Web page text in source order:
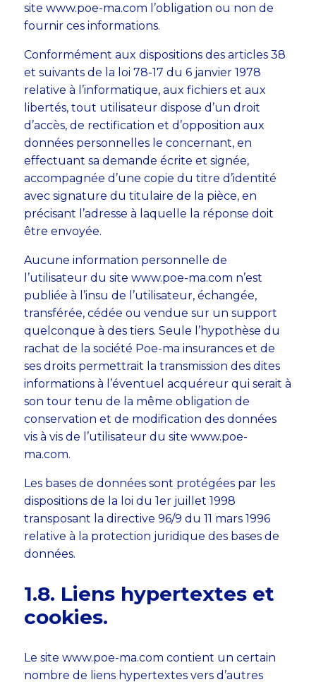
site www.poe-ma.com l’obligation ou non de
fournir ces informations.
Conformément aux dispositions des articles 38
et suivants de la loi 78-17 du 6 janvier 1978
relative à l’informatique, aux fichiers et aux
libertés, tout utilisateur dispose d’un droit
d’accès, de rectification et d’opposition aux
données personnelles le concernant, en
effectuant sa demande écrite et signée,
accompagnée d’une copie du titre d’identité
avec signature du titulaire de la pièce, en
précisant l’adresse à laquelle la réponse doit
être envoyée.
Aucune information personnelle de
l’utilisateur du site www.poe-ma.com n’est
publiée à l’insu de l’utilisateur, échangée,
transférée, cédée ou vendue sur un support
quelconque à des tiers. Seule l’hypothèse du
rachat de la société Poe-ma insurances et de
ses droits permettrait la transmission des dites
informations à l’éventuel acquéreur qui serait à
son tour tenu de la même obligation de
conservation et de modification des données
vis à vis de l’utilisateur du site www.poe-
ma.com.
Les bases de données sont protégées par les
dispositions de la loi du 1er juillet 1998
transposant la directive 96/9 du 11 mars 1996
relative à la protection juridique des bases de
données.
​​​​​​​1.8. Liens hypertextes et
cookies.
Le site www.poe-ma.com contient un certain
nombre de liens hypertextes vers d’autres